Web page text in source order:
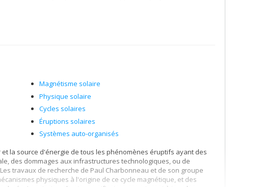
Magnétisme solaire
Physique solaire
Cycles solaires
Éruptions solaires
Systèmes auto-organisés
la source d'énergie de tous les phénomènes éruptifs ayant des
des dommages aux infrastructures technologiques, ou de
travaux de recherche de Paul Charbonneau et de son groupe
physiques à l'origine de ce cycle magnétique, et des